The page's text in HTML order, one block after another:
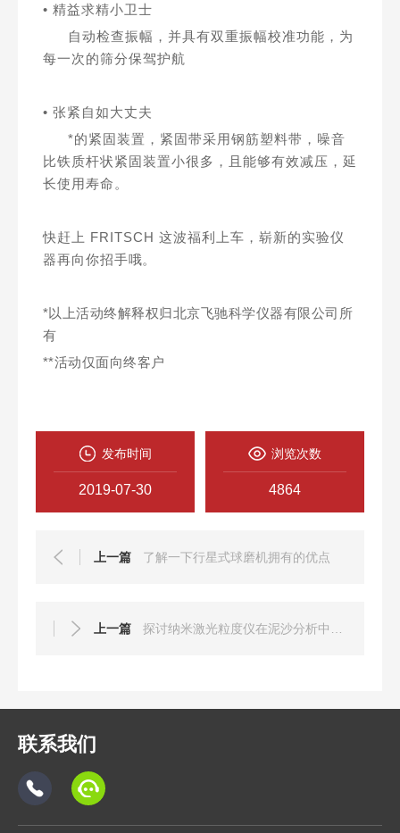
• 精益求精小卫士
自动检查振幅，并具有双重振幅校准功能，为
每一次的筛分保驾护航
• 张紧自如大丈夫
*的紧固装置，紧固带采用钢筋塑料带，噪音
比铁质杆状紧固装置小很多，且能够有效减压，延
长使用寿命。
快赶上 FRITSCH 这波福利上车，崭新的实验仪
器再向你招手哦。
*以上活动终解释权归北京飞驰科学仪器有限公司所
有
**活动仅面向终客户
发布时间
2019-07-30
浏览次数
4864
上一篇 了解一下行星式球磨机拥有的优点
上一篇
联系我们